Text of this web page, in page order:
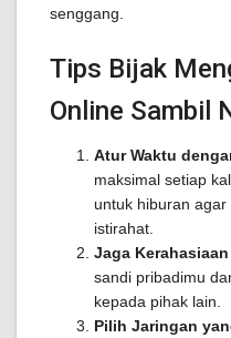
senggang.
Tips Bijak
Online Sambil
Atur Waktu
maksimal setiap
untuk hiburan
istirahat.
Jaga
sandi pribadimu
kepada pihak lain.
Pilih Jaringan